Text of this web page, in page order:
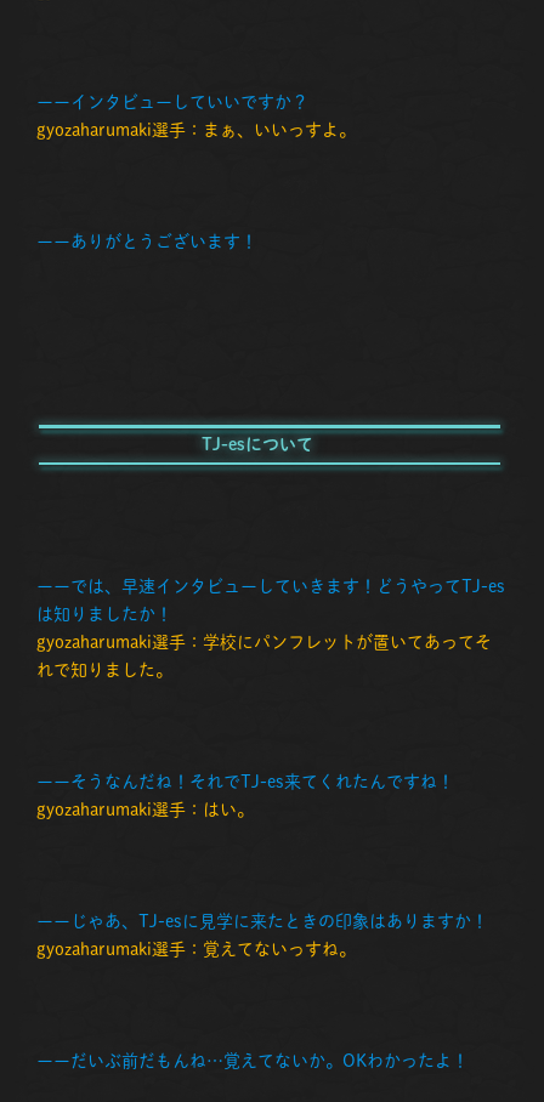
ーーインタビューしていいですか？
gyozaharumaki選手：まぁ、いいっすよ。
ーーありがとうございます！
TJ-esについて
ーーでは、早速インタビューしていきます！どうやってTJ-es
は知りましたか！
gyozaharumaki選手：学校にパンフレットが置いてあってそ
れで知りました。
ーーそうなんだね！それでTJ-es来てくれたんですね！
gyozaharumaki選手：はい。
ーーじゃあ、TJ-esに見学に来たときの印象はありますか！
gyozaharumaki選手：覚えてないっすね。
ーーだいぶ前だもんね…覚えてないか。OKわかったよ！